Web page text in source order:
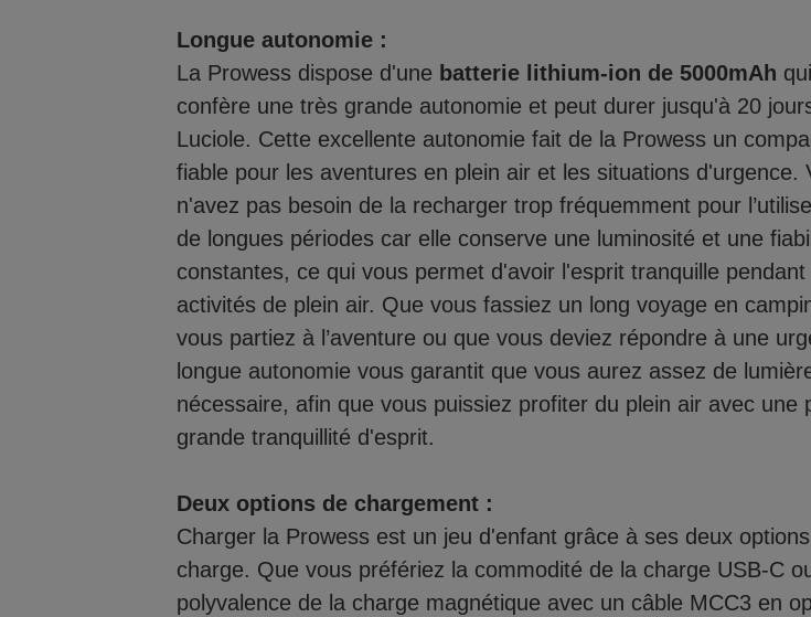
Longue autonomie :
La Prowess dispose d'une batterie lithium-ion de 5000mAh
confère une très grande autonomie et peut durer jusqu'à 20
Luciole. Cette excellente autonomie fait de la Prowess un
fiable pour les aventures en plein air et les situations d'urgence.
n'avez pas besoin de la recharger trop fréquemment pour
de longues périodes car elle conserve une luminosité et une
constantes, ce qui vous permet d'avoir l'esprit tranquille pendant
activités de plein air. Que vous fassiez un long voyage en
vous partiez à l’aventure ou que vous deviez répondre à une
longue autonomie vous garantit que vous aurez assez de
nécessaire, afin que vous puissiez profiter du plein air avec une
grande tranquillité d'esprit.
Deux options de chargement :
Charger la Prowess est un jeu d'enfant grâce à ses deux
charge. Que vous préfériez la commodité de la charge USB-C
polyvalence de la charge magnétique avec un câble MCC3 en